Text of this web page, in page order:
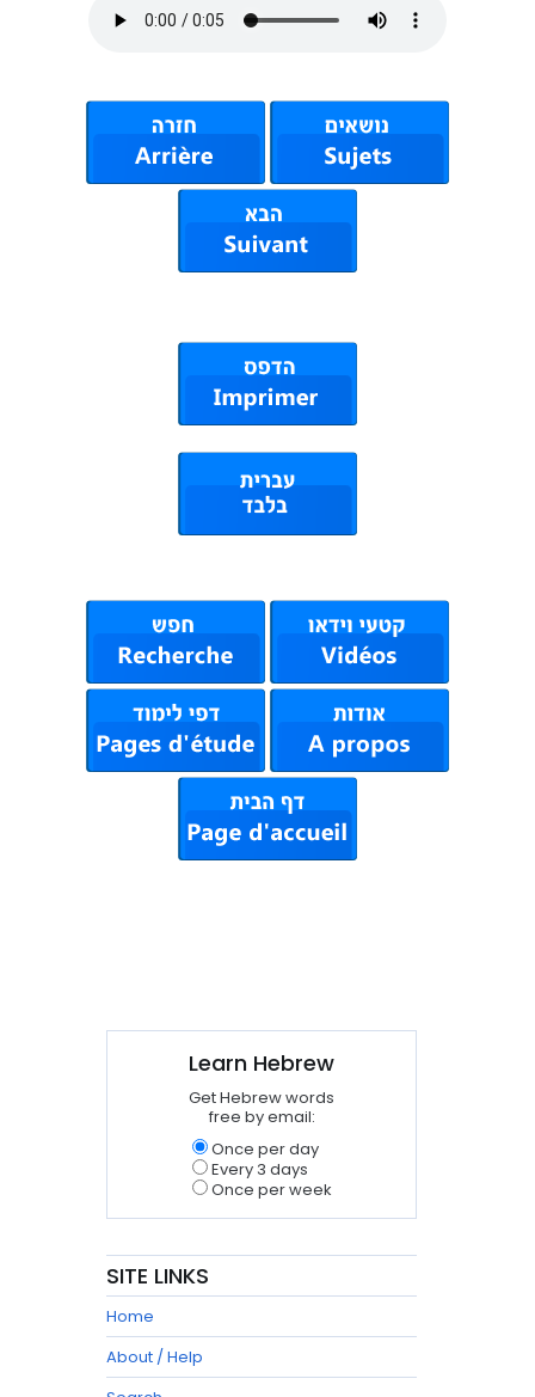
Learn Hebrew
Get Hebrew words
free by email:
Once per day
Every 3 days
Once per week
SITE LINKS
Home
About / Help